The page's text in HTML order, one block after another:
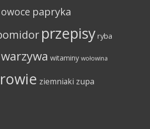
owoce papryka
przepisy ryba
warzywa witaminy wołowina
ziemniaki zupa